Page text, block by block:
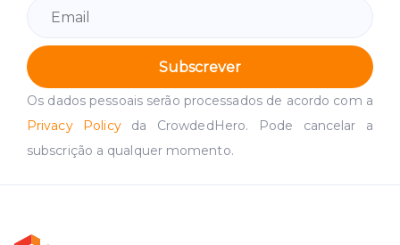
Subscrever
Os dados pessoais serão processados de acordo com a
Privacy Policyda CrowdedHero. Pode cancelar a
subscrição a qualquer momento.